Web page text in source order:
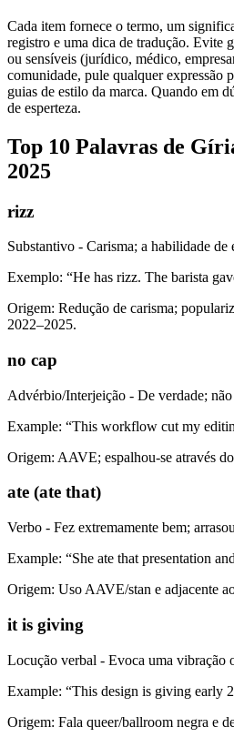
Cada item fornece o termo, um
registro e uma dica de tradução. Evite
ou sensíveis (jurídico, médico,
comunidade, pule qualquer expressão
guias de estilo da marca. Quando em
de esperteza.
Top 10 Palavras de
2025
rizz
Substantivo - Carisma; a habilidade de
Exemplo: “He has rizz. The barista
Origem: Redução de carisma;
2022–2025.
no cap
Advérbio/Interjeição - De verdade;
Example: “This workflow cut my
Origem: AAVE; espalhou-se através
ate (ate that)
Verbo - Fez extremamente bem;
Example: “She ate that presentation
Origem: Uso AAVE/stan e adjacente
it is giving
Locução verbal - Evoca uma vibração
Example: “This design is giving early
Origem: Fala queer/ballroom negra e